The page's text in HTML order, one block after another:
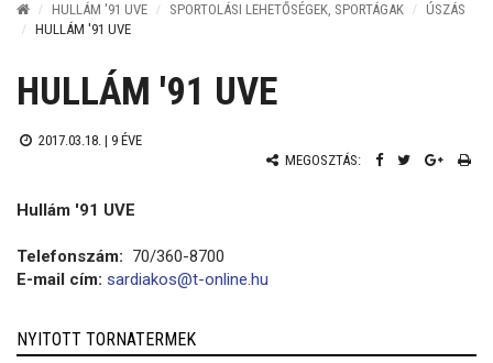
HULLÁM '91 UVE SPORTOLÁSI LEHETŐSÉGEK, SPORTÁGAK
ÚSZÁS
HULLÁM '91 UVE
HULLÁM '91 UVE
2017.03.18. | 9 ÉVE
MEGOSZTÁS:
Hullám '91 UVE
Telefonszám: 70/360-8700
E-mail cím: sardiakos@t-online.hu
NYITOTT TORNATERMEK